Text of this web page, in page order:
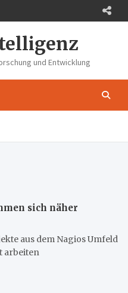
und Entwicklung
sich näher
aus dem Nagios Umfeld
arbeiten